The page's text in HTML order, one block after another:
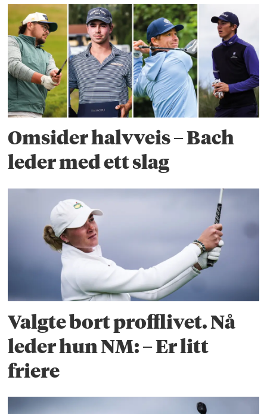
Omsider halvveis – Bach
leder med ett slag
Valgte bort profflivet. Nå
leder hun NM: – Er litt
friere